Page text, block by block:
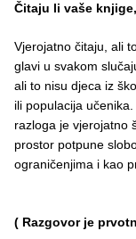
Čitaju li vaše
Vjerojatno čitaju, ali
glavi u svakom
ali to nisu djeca iz
ili populacija
razloga je vjerojatno
prostor potpune
ograničenjima i kao
( Razgovor je